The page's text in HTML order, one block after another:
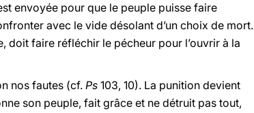
envoyée pour que le peuple puisse faire
avec le vide désolant d’un choix de mort.
doit faire réfléchir le pécheur pour l’ouvrir à la
nos fautes (cf. Ps 103, 10). La punition devient
son peuple, fait grâce et ne détruit pas tout,